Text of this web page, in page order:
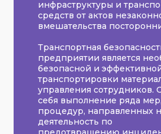
инфраструктуры и
средств от актов
вмешательства
Транспортная
предприятии является
безопасной и
транспортировки
управления сотрудников.
себя выполнение ряда
процедур, направленных
деятельность по